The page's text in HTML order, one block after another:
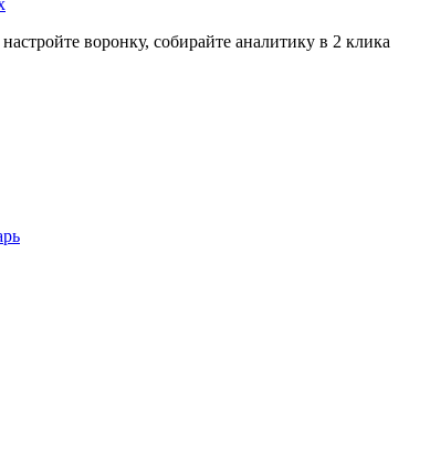
воронку, собирайте аналитику в 2 клика